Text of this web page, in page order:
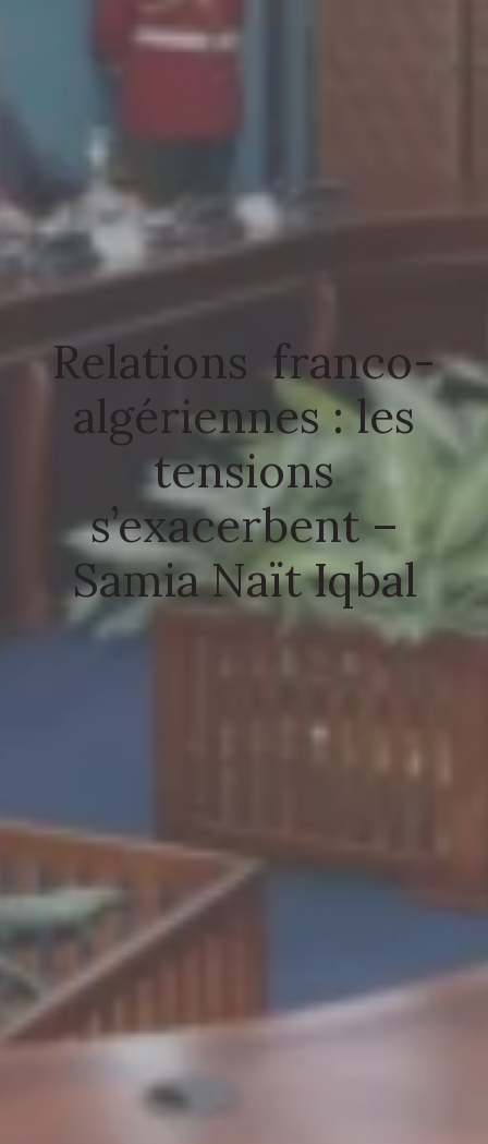
Relations franco-
algériennes : les
tensions
s’exacerbent –
Samia Naït Iqbal